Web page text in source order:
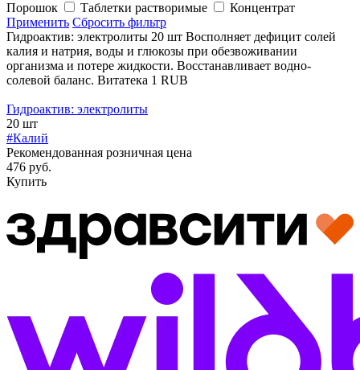
Порошок
Таблетки растворимые
Концентрат
Применить Сбросить фильтр
Гидроактив: электролиты 20 шт Восполняет дефицит солей
калия и натрия, воды и глюкозы при обезвоживании
организма и потере жидкости. Восстанавливает водно-
солевой баланс. Витатека 1 RUB
Гидроактив: электролиты
20 шт
#Калий
Рекомендованная розничная цена
476 руб.
Купить